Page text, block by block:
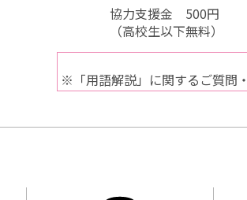
協力支援金 500円
（高校生以下無料）
※「用語解説」に関するご質問